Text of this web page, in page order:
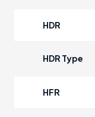
HDR
HDR Type
HFR